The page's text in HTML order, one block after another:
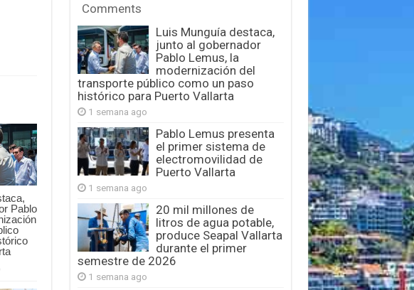
Pablo
Comments
Luis Munguía destaca,
junto al gobernador
Pablo Lemus, la
modernización del
transporte público como un paso
histórico para Puerto Vallarta
1 semana ago
Pablo Lemus presenta
el primer sistema de
electromovilidad de
Puerto Vallarta
1 semana ago
20 mil millones de
litros de agua potable,
produce Seapal Vallarta
durante el primer
semestre de 2026
1 semana ago